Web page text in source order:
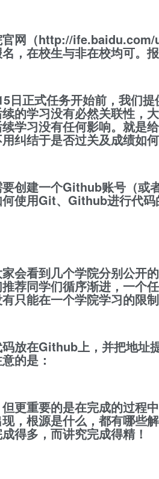
官网（http://
，在校生与非在校均可。
日正式任务开始前，我们
的学习没有必然关联性，
学习没有任何影响。就是
纠结于是否过关及成绩如何
创建一个Github账号（或
使用Git、Github进行代码
会看到几个学院分别公开
荐同学们循序渐进，一个
只能在一个学院学习的限制
放在Github上，并把地址
的是：
更重要的是在完成的过程
，根源是什么，都有哪些
得多，而讲究完成得精！